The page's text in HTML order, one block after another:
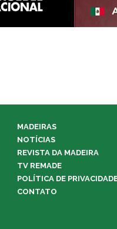
MADEIRAS
NOTÍCIAS
REVISTA DA MADEIRA
TV REMADE
POLÍTICA DE
CONTATO